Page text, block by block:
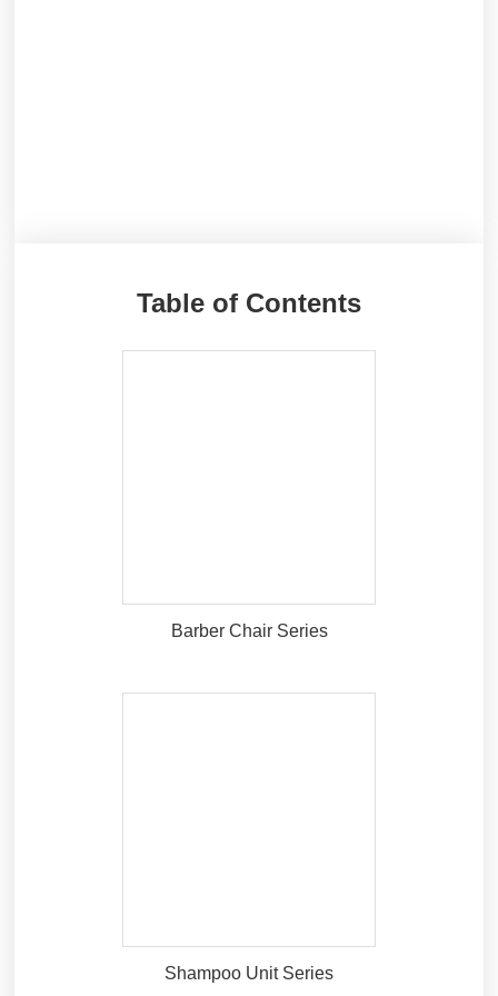
Table of Contents
Barber Chair Series
Shampoo Unit Series